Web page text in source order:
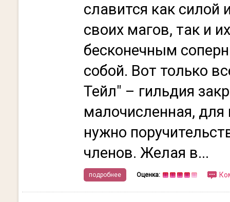
славится как силой
своих магов, так и
бесконечным
собой. Вот только
Тейл" – гильдия
малочисленная, для
нужно
членов. Желая в...
подробнее Оценка: